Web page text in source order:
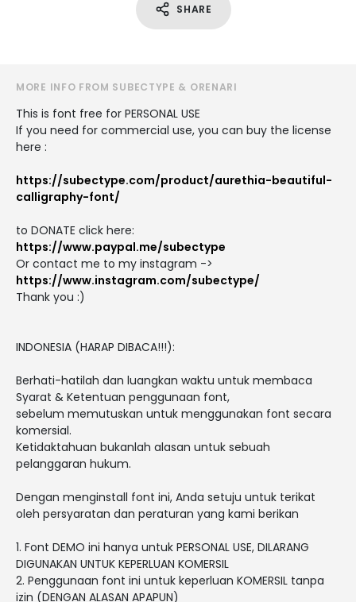
SHARE
MORE INFO FROM SUBECTYPE & ORENARI
This is font free for PERSONAL USE
If you need for commercial use, you can buy the license
here :
https://subectype.com/product/aurethia-beautiful-
calligraphy-font/
to DONATE click here:
https://www.paypal.me/subectype
Or contact me to my instagram ->
https://www.instagram.com/subectype/
Thank you :)
INDONESIA (HARAP DIBACA!!!):
Berhati-hatilah dan luangkan waktu untuk membaca
Syarat & Ketentuan penggunaan font,
sebelum memutuskan untuk menggunakan font secara
komersial.
Ketidaktahuan bukanlah alasan untuk sebuah
pelanggaran hukum.
Dengan menginstall font ini, Anda setuju untuk terikat
oleh persyaratan dan peraturan yang kami berikan
1. Font DEMO ini hanya untuk PERSONAL USE, DILARANG
DIGUNAKAN UNTUK KEPERLUAN KOMERSIL
2. Penggunaan font ini untuk keperluan KOMERSIL tanpa
izin (DENGAN ALASAN APAPUN)